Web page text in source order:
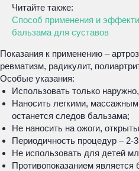
Читайте также:
Способ применения и
бальзама для суставов
Показания к применению –
ревматизм, радикулит,
Особые указания:
Использовать только
Наносить легкими,
останется следов бальзама;
Не наносить на ожоги,
Периодичность процедур – 2-
Не использовать для детей
Противопоказанием является